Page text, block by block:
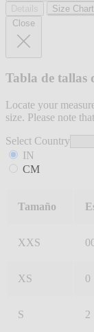
Size Chart
Close
Tabla de tallas
Locate your
size. Please note
Select Country
IN
CM
Tamaño
XXS
XS 0
S 2